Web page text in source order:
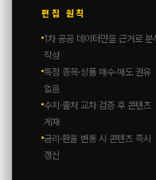
편집 원칙
1차 공공 데이터만을 근거로 분
작성
특정 종목·상품 매수·매도 권유
없음
수치·출처 교차 검증 후 콘텐츠
게재
금리·환율 변동 시 콘텐츠 즉시
갱신